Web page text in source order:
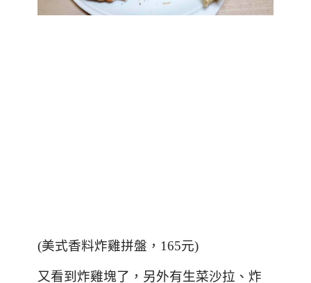
(美式香料炸雞拼盤， 165元)
又看到炸雞塊了，另外有生菜沙拉、炸